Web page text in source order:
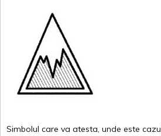
Simbolul care va atesta, unde este